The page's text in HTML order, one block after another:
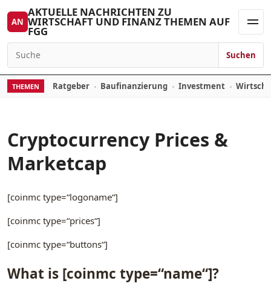
Zum Inhalt springen
AN
AKTUELLE NACHRICHTEN ZU
WIRTSCHAFT UND FINANZ THEMEN AUF
FGG
Suchen nach:
Suchen
THEMEN Ratgeber Baufinanzierung Investment
Cryptocurrency Prices &
Marketcap
[coinmc type=“logoname“]
[coinmc type=“prices“]
[coinmc type=“buttons“]
What is [coinmc type=“name“]?